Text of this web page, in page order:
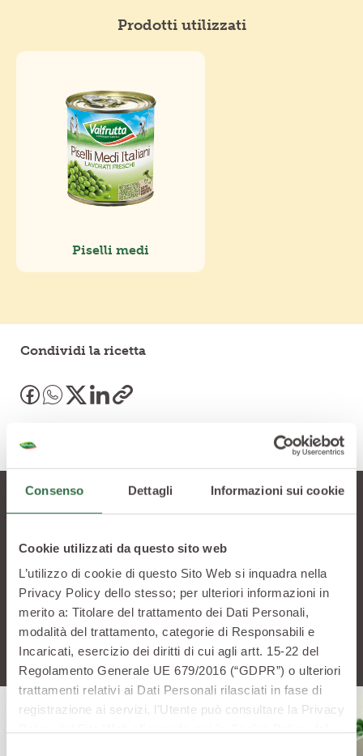
Consenso Dettagli Informazioni sui cookie
Cookie utilizzati da questo sito web
L’utilizzo di cookie di questo Sito Web si inquadra nella
Privacy Policy dello stesso; per ulteriori informazioni in
merito a: Titolare del trattamento dei Dati Personali,
modalità del trattamento, categorie di Responsabili e
Incaricati, esercizio dei diritti di cui agli artt. 15-22 del
Regolamento Generale UE 679/2016 (“GDPR”) o ulteriori
trattamenti relativi ai Dati Personali rilasciati in fase di
registrazione ai servizi, l’Utente può consultare la Privacy
Prodotti utilizzati
Piselli medi
Condividi la ricetta
Vuoi saperne di più? Scopri altre ricette che
potrebbero stuzzicare la tua curiosità